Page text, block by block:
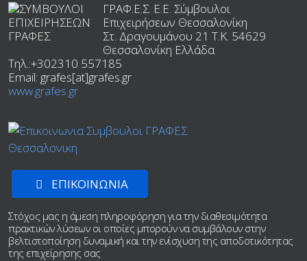
ΓΡΑΦ.Ε.Σ. Ε.Ε. Σύμβουλοι
Επιχειρήσεων Θεσσαλονίκη
Στ. Δραγουμάνου 21 T.K. 54629
Θεσσαλονίκη Ελλάδα
Τηλ.:+302310 557185
Email: grafes[at]grafes.gr
www.grafes.gr
ΕΠΙΚΟΙΝΩΝΙΑ
Στόχος μας η άμεση πληροφόρηση για την διαθεσιμότητα
πρακτικών λύσεων οι οποίες μπορούν να συμβάλουν στην
βελτιστοποίηση δυναμική και την ενίσχυση της αποδοτικότητας
της επιχείρησης σας